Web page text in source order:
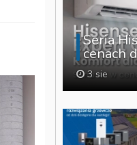
Seria
cenach
3 sie